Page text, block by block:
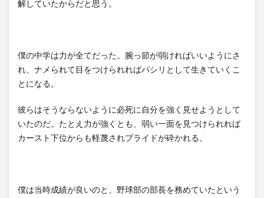
解していたからだと思う。
僕の中学は力が全てだった。腕っ節が弱ければいいようにさ
れ、ナメられて目をつけられればパシリとして生きていくこ
とになる。
彼らはそうならないように必死に自分を強く見せようとして
いたのだ。たとえ力が強くとも、弱い一面を見つけられれば
カースト下位からも軽蔑されプライドが砕かれる。
僕は当時成績が良いのと、野球部の部長を務めていたという